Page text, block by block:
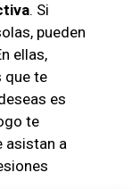
. Si
pueden
ellas,
que te
es
te
asistan a